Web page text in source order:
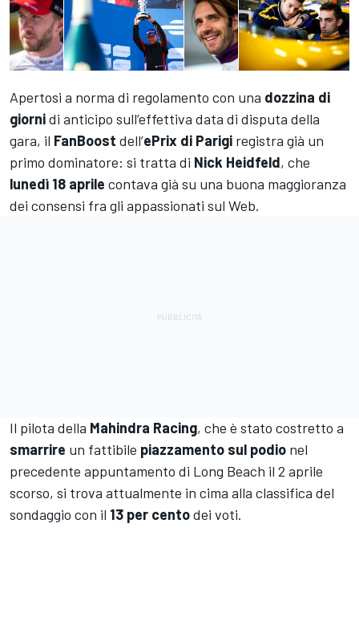
Apertosi a norma di regolamento con una dozzina di
giornidi anticipo sull’effettiva data di disputa della
gara, il FanBoost dell’ePrix di Parigi registra già un
primo dominatore: si tratta di Nick Heidfeld, che
lunedì 18 aprile contava già su una buona maggioranza
dei consensi fra gli appassionati sul Web.
Il pilota della Mahindra Racing, che è stato costretto a
smarrire un fattibile piazzamento sul podio nel
precedente appuntamento di Long Beach il 2 aprile
scorso, si trova attualmente in cima alla classifica del
sondaggio con il 13 per centodei voti.